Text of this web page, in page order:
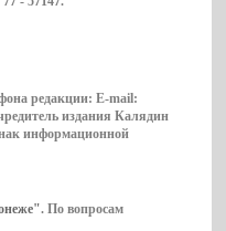
редакции: E-mail:
издания Калядин
информационной
. По вопросам